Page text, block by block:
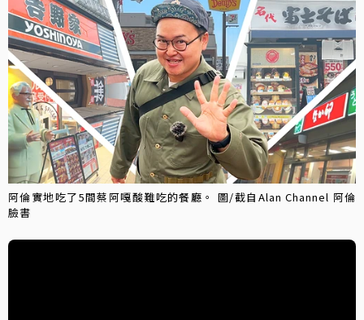
阿倫實地吃了5間蔡阿嘎酸難吃的餐廳。 圖/截自Alan Channel 阿倫
臉書